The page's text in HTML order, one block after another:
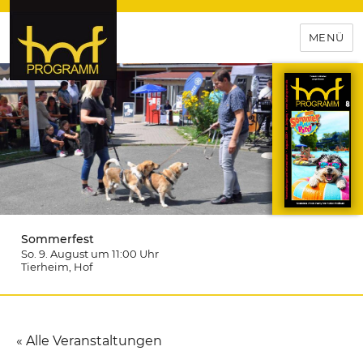
hof-programm – das
Veranstaltungsportal für
Hochfranken
MENÜ
Sommerfest
So. 9. August um 11:00 Uhr
Tierheim , Hof
« Alle Veranstaltungen